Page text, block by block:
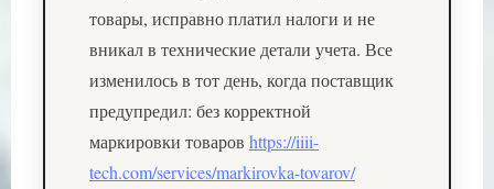
товары, исправно платил налоги и не
вникал в технические детали учета. Все
изменилось в тот день, когда поставщик
предупредил: без корректной
маркировки товаров https://iiii-
tech.com/services/markirovka-tovarov/